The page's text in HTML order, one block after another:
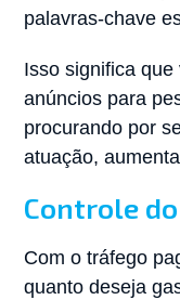
palavras-chave
Isso significa
anúncios para
procurando por
atuação,
Controle
Com o tráfego
quanto deseja